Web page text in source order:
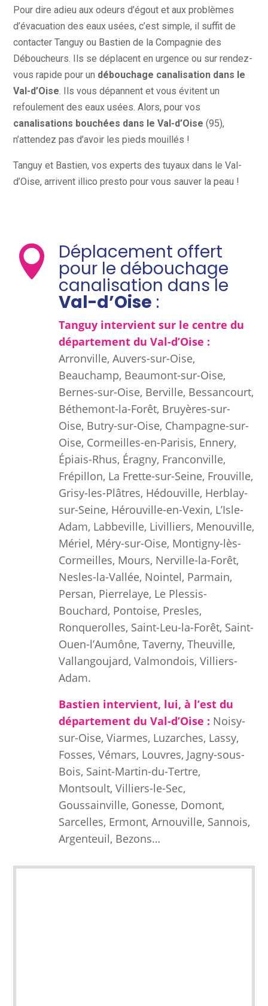
Pour dire adieu aux odeurs d’égout et aux problèmes
d’évacuation des eaux usées, c’est simple, il suffit de
contacter Tanguy ou Bastien de la Compagnie des
Déboucheurs. Ils se déplacent en urgence ou sur rendez-
vous rapide pour un débouchage canalisation dans le
Val-d’Oise. Ils vous dépannent et vous évitent un
refoulement des eaux usées. Alors, pour vos
canalisations bouchées dans le Val-d’Oise (95),
n’attendez pas d’avoir les pieds mouillés !
Tanguy et Bastien, vos experts des tuyaux dans le Val-
d’Oise, arrivent illico presto pour vous sauver la peau !
 Déplacement offert
pour le débouchage
canalisation dans le
Val-d’Oise :
Tanguy intervient sur le centre du
département du Val-d’Oise :
Arronville, Auvers-sur-Oise,
Beauchamp, Beaumont-sur-Oise,
Bernes-sur-Oise, Berville, Bessancourt,
Béthemont-la-Forêt, Bruyères-sur-
Oise, Butry-sur-Oise, Champagne-sur-
Oise, Cormeilles-en-Parisis, Ennery,
Épiais-Rhus, Éragny, Franconville,
Frépillon, La Frette-sur-Seine, Frouville,
Grisy-les-Plâtres, Hédouville, Herblay-
sur-Seine, Hérouville-en-Vexin, L’Isle-
Adam, Labbeville, Livilliers, Menouville,
Mériel, Méry-sur-Oise, Montigny-lès-
Cormeilles, Mours, Nerville-la-Forêt,
Nesles-la-Vallée, Nointel, Parmain,
Persan, Pierrelaye, Le Plessis-
Bouchard, Pontoise, Presles,
Ronquerolles, Saint-Leu-la-Forêt, Saint-
Ouen-l’Aumône, Taverny, Theuville,
Vallangoujard, Valmondois, Villiers-
Adam.
Bastien intervient, lui, à l’est du
département du Val-d’Oise : Noisy-
sur-Oise, Viarmes, Luzarches, Lassy,
Fosses, Vémars, Louvres, Jagny-sous-
Bois, Saint-Martin-du-Tertre,
Montsoult, Villiers-le-Sec,
Goussainville, Gonesse, Domont,
Sarcelles, Ermont, Arnouville, Sannois,
Argenteuil, Bezons…